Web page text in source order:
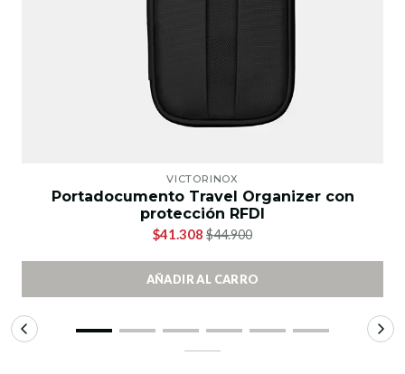
VICTORINOX
Portadocumento Travel Organizer con
protección RFDI
$41.308 $44.900
AÑADIR AL CARRO